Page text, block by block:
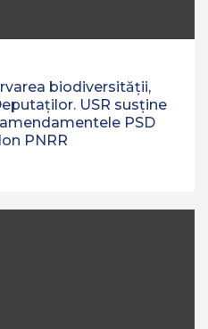
biodiversităţii,
USR susține
PSD
PNRR